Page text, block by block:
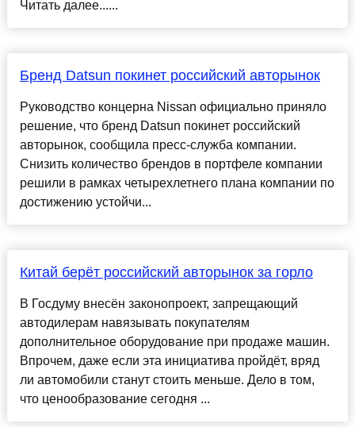
Читать далее......
Бренд Datsun покинет российский авторынок
Руководство концерна Nissan официально приняло
решение, что бренд Datsun покинет российский
авторынок, сообщила пресс-служба компании.
Снизить количество брендов в портфеле компании
решили в рамках четырехлетнего плана компании по
достижению устойчи...
Китай берёт российский авторынок за горло
В Госдуму внесён законопроект, запрещающий
автодилерам навязывать покупателям
дополнительное оборудование при продаже машин.
Впрочем, даже если эта инициатива пройдёт, вряд
ли автомобили станут стоить меньше. Дело в том,
что ценообразование сегодня ...